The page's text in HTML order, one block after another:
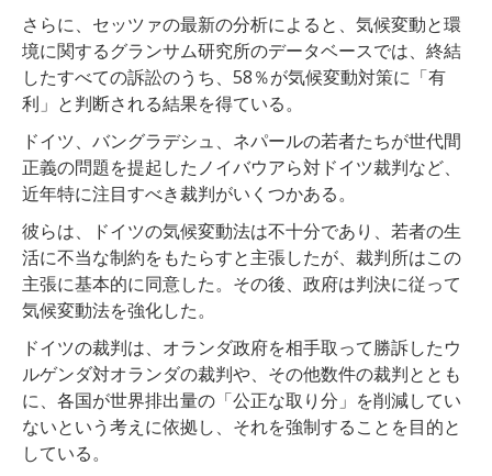
さらに、セッツァの最新の分析によると、気候変動と環
境に関するグランサム研究所のデータベースでは、終結
したすべての訴訟のうち、58％が気候変動対策に「有
利」と判断される結果を得ている。
ドイツ、バングラデシュ、ネパールの若者たちが世代間
正義の問題を提起したノイバウアら対ドイツ裁判など、
近年特に注目すべき裁判がいくつかある。
彼らは、ドイツの気候変動法は不十分であり、若者の生
活に不当な制約をもたらすと主張したが、裁判所はこの
主張に基本的に同意した。その後、政府は判決に従って
気候変動法を強化した。
ドイツの裁判は、オランダ政府を相手取って勝訴したウ
ルゲンダ対オランダの裁判や、その他数件の裁判ととも
に、各国が世界排出量の「公正な取り分」を削減してい
ないという考えに依拠し、それを強制することを目的と
している。